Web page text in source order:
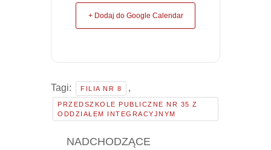
+ Dodaj do Google Calendar
Tagi: FILIA NR 8 ,
PRZEDSZKOLE PUBLICZNE NR 35 Z
ODDZIAŁEM INTEGRACYJNYM
NADCHODZĄCE